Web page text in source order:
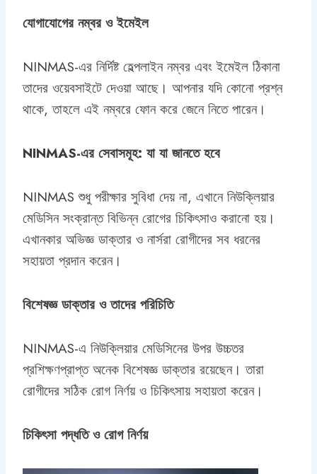
যোগাযোগের নম্বর ও ইমেইল
NINMAS-এর নির্দিষ্ট হেল্পলাইন নম্বর এবং ইমেইল ঠিকানা
তাদের ওয়েবসাইটে দেওয়া আছে। আপনার যদি কোনো প্রশ্ন
থাকে, তাহলে এই নম্বরে ফোন করে জেনে নিতে পারেন।
NINMAS-এর সেবাসমূহ: যা যা জানতে হবে
NINMAS শুধু পরীক্ষার সুবিধা দেয় না, এখানে নিউক্লিয়ার
মেডিসিন সংক্রান্ত বিভিন্ন রোগের চিকিৎসাও করানো হয়।
এখানকার অভিজ্ঞ ডাক্তার ও নার্সরা রোগীদের সব ধরনের
সহায়তা প্রদান করেন।
বিশেষজ্ঞ ডাক্তার ও তাদের পরিচিতি
NINMAS-এ নিউক্লিয়ার মেডিসিনের উপর উচ্চতর
প্রশিক্ষণপ্রাপ্ত অনেক বিশেষজ্ঞ ডাক্তার রয়েছেন। তারা
রোগীদের সঠিক রোগ নির্ণয় ও চিকিৎসায় সহায়তা করেন।
চিকিৎসা পদ্ধতি ও রোগ নির্ণয়